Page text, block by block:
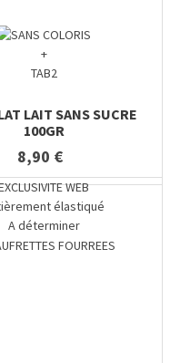
+
TAB2
LAIT SANS SUCRE
100GR
8,90 €
WEB
élastiqué
A déterminer